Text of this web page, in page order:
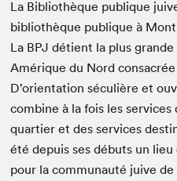
Espace médias
La Bibliothèque publique
bibliothèque publique à
La BPJ détient la plus
Amérique du Nord
D’orientation séculière et
combine à la fois les services
quartier et des services
été depuis ses débuts un
pour la communauté juive